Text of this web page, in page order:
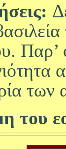
Παρ’
των
του